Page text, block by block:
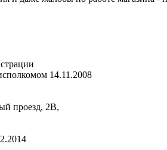
14.11.2008
проезд, 2В,